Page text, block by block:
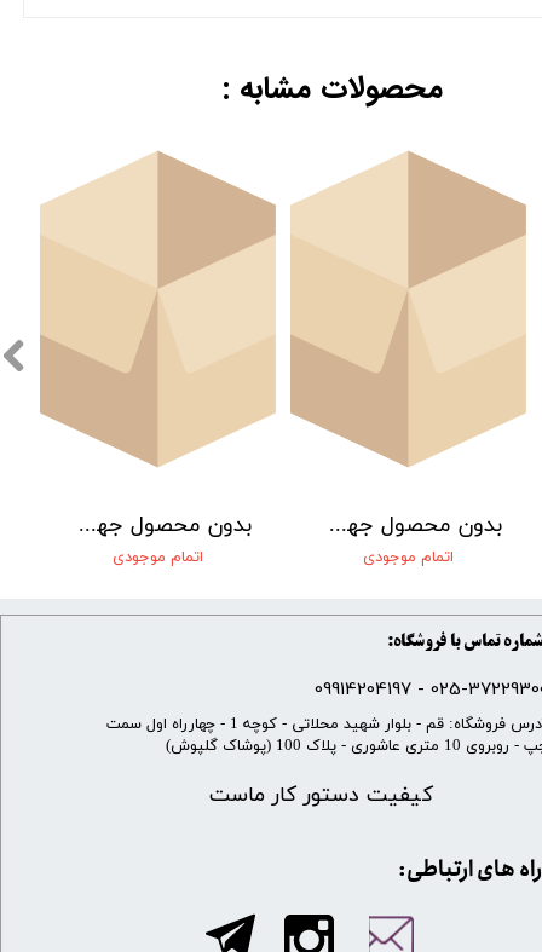
بدون محصول جهت نمایش
اتمام موجودی
بدون محصول جهت نمایش
اتمام موجودی
محصولات مشابه :
شماره تماس با فروشگاه:
025-37229300 -
کیفیت دستور کار ماست
​آدرس فروشگاه: قم - بلوار شهید محلاتی - کوچه 1 - چهارراه اول سمت
10 متری عاشوری - پلاک 100 (پوشاک گلپوش)
​​راه های ارتباطی: